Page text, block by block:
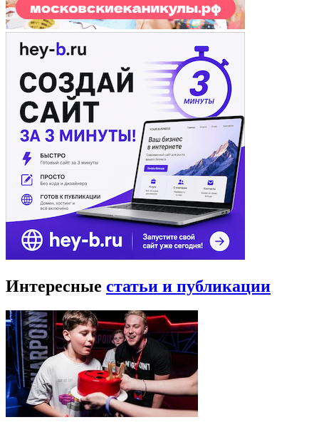
Интересные статьи и публикации